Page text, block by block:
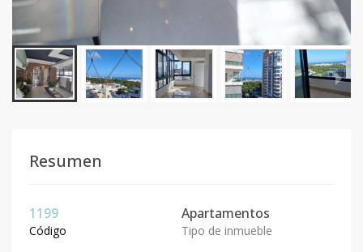
Resumen
1199
Código
Apartamentos
Tipo de inmueble